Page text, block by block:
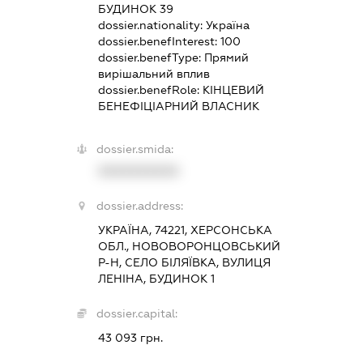
БУДИНОК 39
dossier.nationality: Україна
dossier.benefInterest: 100
dossier.benefType: Прямий
вирішальний вплив
dossier.benefRole: КІНЦЕВИЙ
БЕНЕФІЦІАРНИЙ ВЛАСНИК
dossier.smida:
dossier.address:
УКРАЇНА, 74221, ХЕРСОНСЬКА
ОБЛ., НОВОВОРОНЦОВСЬКИЙ
Р-Н, СЕЛО БІЛЯЇВКА, ВУЛИЦЯ
ЛЕНІНА, БУДИНОК 1
dossier.capital:
43 093 грн.